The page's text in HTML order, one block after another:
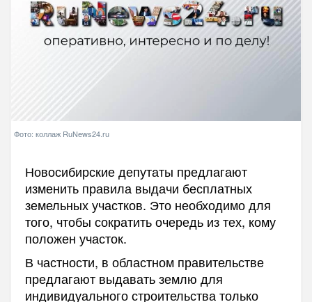
Фото: коллаж RuNews24.ru
Новосибирские депутаты предлагают
изменить правила выдачи бесплатных
земельных участков. Это необходимо для
того, чтобы сократить очередь из тех, кому
положен участок.
В частности, в областном правительстве
предлагают выдавать землю для
индивидуального строительства только